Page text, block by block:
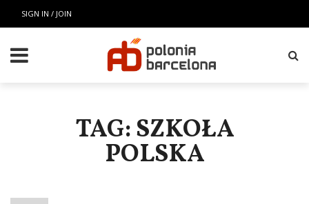
SIGN IN / JOIN
TAG: SZKOŁA
POLSKA